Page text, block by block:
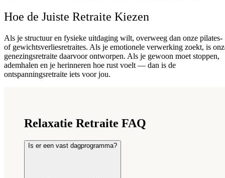
Hoe de Juiste Retraite Kiezen
Als je structuur en fysieke uitdaging wilt, overweeg dan onze pilates-
of gewichtsverliesretraites. Als je emotionele verwerking zoekt, is
genezingsretraite daarvoor ontworpen. Als je gewoon moet stoppen,
ademhalen en je herinneren hoe rust voelt — dan is de
ontspanningsretraite iets voor jou.
Relaxatie Retraite FAQ
Is er een vast dagprogramma?